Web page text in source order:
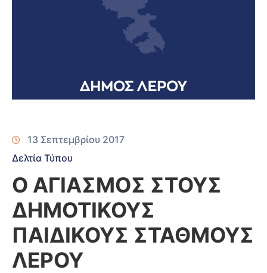
13 Σεπτεμβρίου 2017
Δελτία Τύπου
Ο ΑΓΙΑΣΜΟΣ ΣΤΟΥΣ
ΔΗΜΟΤΙΚΟΥΣ
ΠΑΙΔΙΚΟΥΣ ΣΤΑΘΜΟΥΣ
ΛΕΡΟΥ